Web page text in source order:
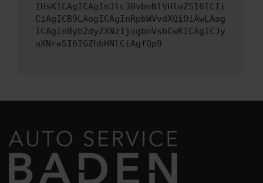
IHsKICAgICAgInJlc3BvbnNlVHlwZSI6ICIi
CiAgICB9LAogICAgInRpbWVvdXQiOiAwLAog
ICAgInByb2dyZXNzIjogbnVsbCwKICAgICJy
aXNreSI6IGZhbHNlCiAgfQp9